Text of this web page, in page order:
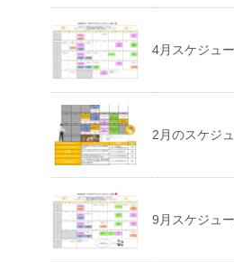
4月スケジュ
2月のスケジ
9月スケジュ